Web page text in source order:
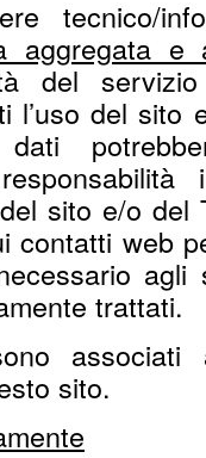
tecnico/
aggregata e
del
l’uso del
sito e/o del
contatti web
trattati.
associati
sito.